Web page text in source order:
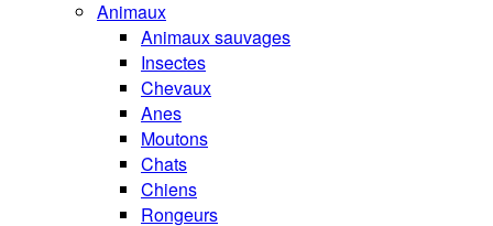
Animaux
Animaux sauvages
Insectes
Chevaux
Anes
Moutons
Chats
Chiens
Rongeurs